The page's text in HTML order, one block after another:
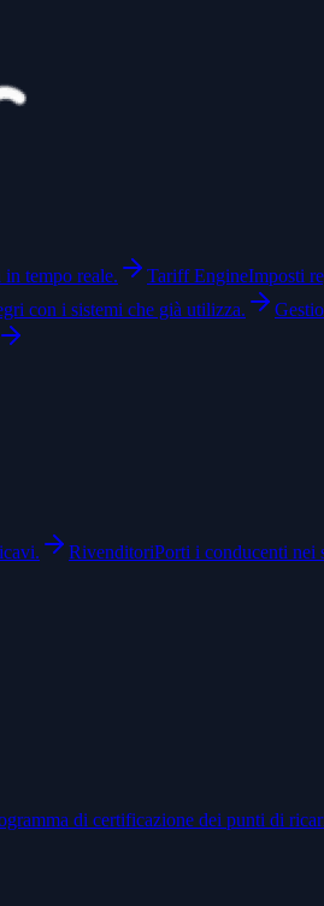
tempo reale. Tariff EngineImposti
con i sistemi che già utilizza.
RivenditoriPorti i conducenti nei
di certificazione dei punti di